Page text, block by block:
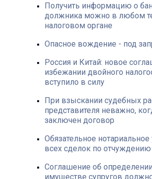
Получить информацию о
должника можно в любом
налоговом органе
Опасное вождение - под
Россия и Китай: новое
избежании двойного
вступило в силу
При взыскании судебных
представителя неважно,
заключен договор
Обязательное
всех сделок по
Соглашение об
имуществе супругов